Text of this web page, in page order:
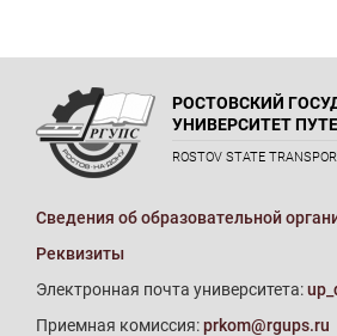
РОСТОВСКИЙ
УНИВЕРСИТЕТ
ROSTOV STATE
Сведения об образовательной
Реквизиты
Электронная почта университета:
Приемная комиссия:prkom@rgups.ru